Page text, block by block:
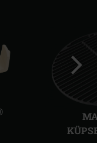
slaid